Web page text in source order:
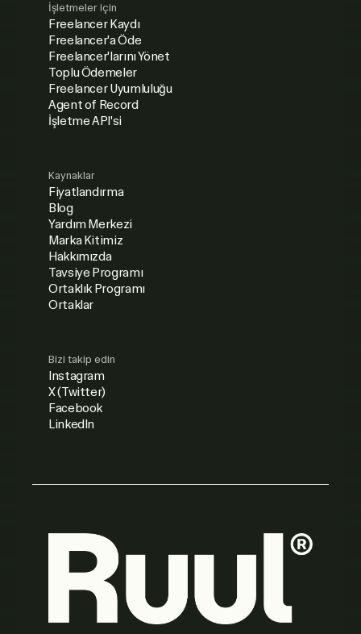
İşletmeler için
Freelancer Kaydı
Freelancer'a Öde
Freelancer'larını Yönet
Toplu Ödemeler
Freelancer Uyumluluğu
Agent of Record
İşletme API'si
Kaynaklar
Fiyatlandırma
Blog
Yardım Merkezi
Marka Kitimiz
Hakkımızda
Tavsiye Programı
Ortaklık Programı
Ortaklar
Bizi takip edin
Instagram
X (Twitter)
Facebook
LinkedIn